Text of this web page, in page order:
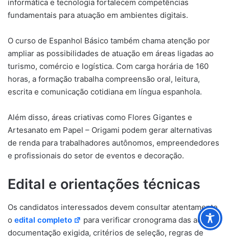
informática e tecnologia fortalecem competências
fundamentais para atuação em ambientes digitais.
O curso de Espanhol Básico também chama atenção por
ampliar as possibilidades de atuação em áreas ligadas ao
turismo, comércio e logística. Com carga horária de 160
horas, a formação trabalha compreensão oral, leitura,
escrita e comunicação cotidiana em língua espanhola.
Além disso, áreas criativas como Flores Gigantes e
Artesanato em Papel – Origami podem gerar alternativas
de renda para trabalhadores autônomos, empreendedores
e profissionais do setor de eventos e decoração.
Edital e orientações técnicas
Os candidatos interessados devem consultar atentamente
o edital completo
para verificar cronograma das aulas,
documentação exigida, critérios de seleção, regras de